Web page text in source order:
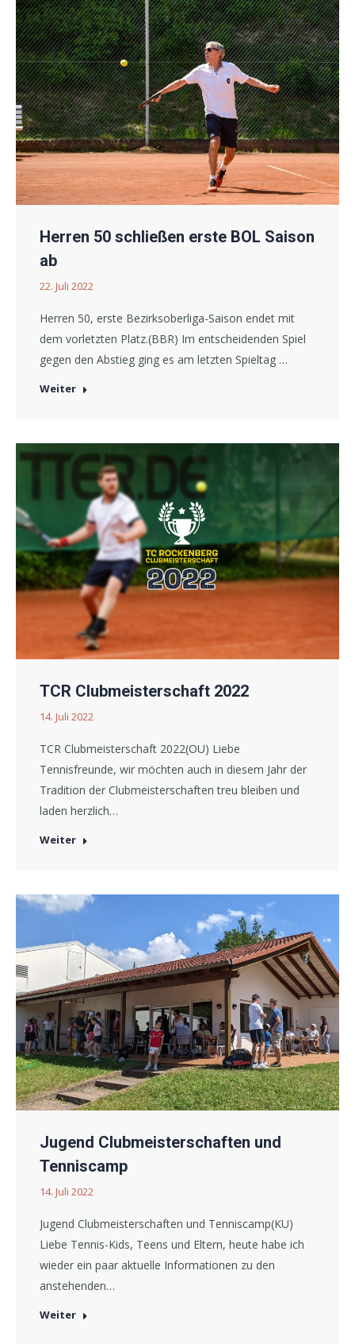
Herren 50 schließen erste BOL Saison
ab
22. Juli 2022
Herren 50, erste Bezirksoberliga-Saison endet mit
dem vorletzten Platz.(BBR) Im entscheidenden Spiel
gegen den Abstieg ging es am letzten Spieltag …
Weiter
TCR Clubmeisterschaft 2022
14. Juli 2022
TCR Clubmeisterschaft 2022(OU) Liebe
Tennisfreunde, wir möchten auch in diesem Jahr der
Tradition der Clubmeisterschaften treu bleiben und
laden herzlich…
Weiter
Jugend Clubmeisterschaften und
Tenniscamp
14. Juli 2022
Jugend Clubmeisterschaften und Tenniscamp(KU)
Liebe Tennis-Kids, Teens und Eltern, heute habe ich
wieder ein paar aktuelle Informationen zu den
anstehenden…
Weiter